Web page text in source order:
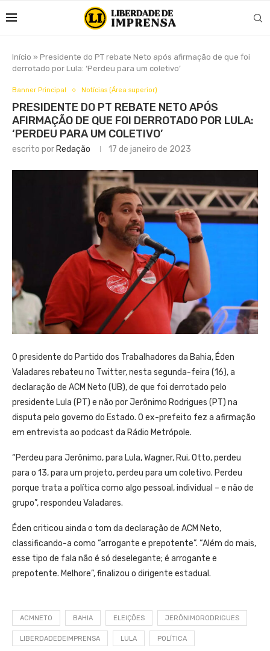
Início » Presidente do PT rebate Neto após afirmação de que foi
derrotado por Lula: ‘Perdeu para um coletivo’
Banner Principal Notícias (Área superior)
PRESIDENTE DO PT REBATE NETO APÓS
AFIRMAÇÃO DE QUE FOI DERROTADO POR LULA:
‘PERDEU PARA UM COLETIVO’
escrito por Redação 17 de janeiro de 2023
O presidente do Partido dos Trabalhadores da Bahia, Éden
Valadares rebateu no Twitter, nesta segunda-feira (16), a
declaração de ACM Neto (UB), de que foi derrotado pelo
presidente Lula (PT) e não por Jerônimo Rodrigues (PT) na
disputa pelo governo do Estado. O ex-prefeito fez a afirmação
em entrevista ao podcast da Rádio Metrópole.
“Perdeu para Jerônimo, para Lula, Wagner, Rui, Otto, perdeu
para o 13, para um projeto, perdeu para um coletivo. Perdeu
porque trata a política como algo pessoal, individual – e não de
grupo”, respondeu Valadares.
Éden criticou ainda o tom da declaração de ACM Neto,
classificando-a como “arrogante e prepotente”. “Além do mais,
esse tipo de fala não é só deselegante; é arrogante e
prepotente. Melhore”, finalizou o dirigente estadual.
ACMNETO BAHIA ELEIÇÕES JERÔNIMORODRIGUES
LIBERDADEDEIMPRENSA LULA POLÍTICA